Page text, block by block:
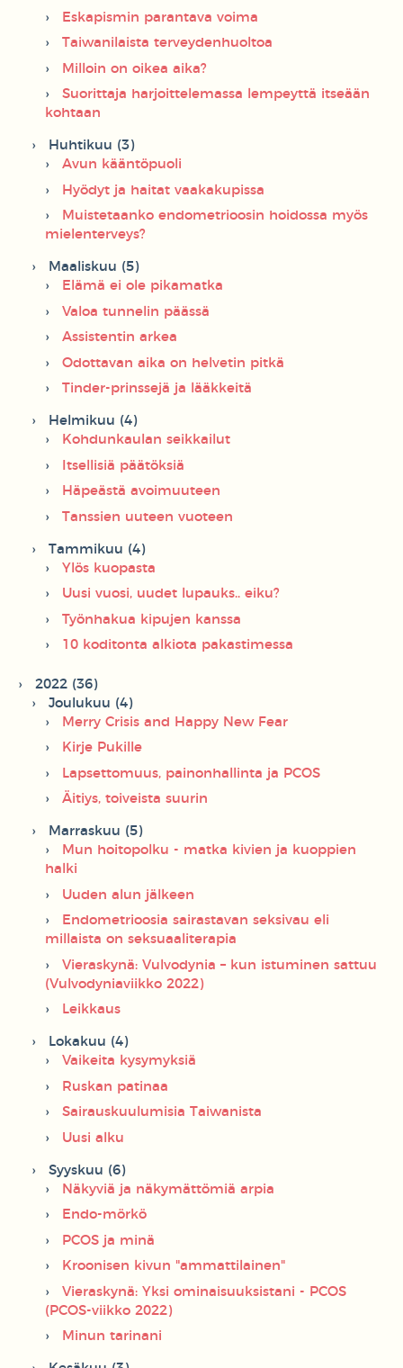
Eskapismin parantava voima
Taiwanilaista terveydenhuoltoa
Milloin on oikea aika?
Suorittaja harjoittelemassa lempeyttä itseään
kohtaan
Huhtikuu (3)
Avun kääntöpuoli
Hyödyt ja haitat vaakakupissa
Muistetaanko endometrioosin hoidossa myös
mielenterveys?
Maaliskuu (5)
Elämä ei ole pikamatka
Valoa tunnelin päässä
Assistentin arkea
Odottavan aika on helvetin pitkä
Tinder-prinssejä ja lääkkeitä
Helmikuu (4)
Kohdunkaulan seikkailut
Itsellisiä päätöksiä
Häpeästä avoimuuteen
Tanssien uuteen vuoteen
Tammikuu (4)
Ylös kuopasta
Uusi vuosi, uudet lupauks.. eiku?
Työnhakua kipujen kanssa
10 koditonta alkiota pakastimessa
2022 (36)
Joulukuu (4)
Merry Crisis and Happy New Fear
Kirje Pukille
Lapsettomuus, painonhallinta ja PCOS
Äitiys, toiveista suurin
Marraskuu (5)
Mun hoitopolku - matka kivien ja kuoppien
halki
Uuden alun jälkeen
Endometrioosia sairastavan seksivau eli
millaista on seksuaaliterapia
Vieraskynä: Vulvodynia – kun istuminen sattuu
(Vulvodyniaviikko 2022)
Leikkaus
Lokakuu (4)
Vaikeita kysymyksiä
Ruskan patinaa
Sairauskuulumisia Taiwanista
Uusi alku
Syyskuu (6)
Näkyviä ja näkymättömiä arpia
Endo-mörkö
PCOS ja minä
Kroonisen kivun "ammattilainen"
Vieraskynä: Yksi ominaisuuksistani - PCOS
(PCOS-viikko 2022)
Minun tarinani